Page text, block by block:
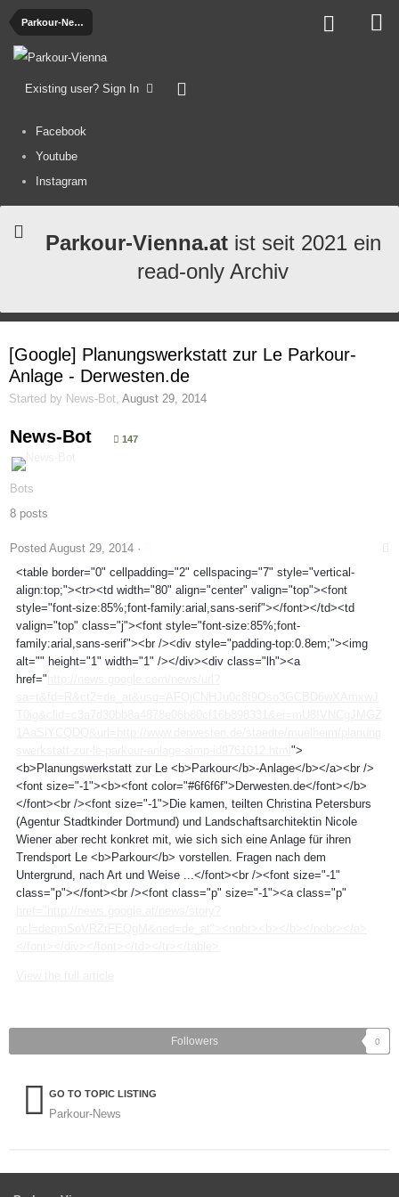
Parkour-News
Existing user? Sign In
Facebook
Youtube
Instagram
Parkour-Vienna.atist seit 2021 ein
read-only Archiv
[Google] Planungswerkstatt zur Le Parkour-
Anlage - Derwesten.de
Started by News-Bot August 29, 2014
News-Bot 147
Bots
8 posts
Posted August 29, 2014 ·
<table border="0" cellpadding="2" cellspacing="7" style="vertical-
align:top;"><tr><td width="80" align="center" valign="top"><font
style="font-size:85%;font-family:arial,sans-serif"></font></td><td
valign="top" class="j"><font style="font-size:85%;font-
family:arial,sans-serif"><br /><div style="padding-top:0.8em;"><img
alt="" height="1" width="1" /></div><div class="lh"><a
href="
">
<b>Planungswerkstatt zur Le <b>Parkour</b>-Anlage</b></a><br />
<font size="-1"><b><font color="#6f6f6f">Derwesten.de</font></b>
</font><br /><font size="-1">Die kamen, teilten Christina Petersburs
(Agentur Stadtkinder Dortmund) und Landschaftsarchitektin Nicole
Wiener aber recht konkret mit, wie sich sich eine Anlage für ihren
Trendsport Le <b>Parkour</b> vorstellen. Fragen nach dem
Untergrund, nach Art und Weise ...</font><br /><font size="-1"
class="p"></font><br /><font class="p" size="-1"><a class="p"
Followers 0
GO TO TOPIC LISTING
Parkour-News